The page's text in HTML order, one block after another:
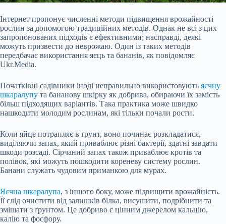
Інтернет пропонує численні методи підвищення врожайності
рослин за допомогою традиційних методів. Однак не всі з цих
запропонованих підходів є ефективними; насправді, деякі
можуть призвести до неврожаю. Один із таких методів
передбачає використання яєць та бананів, як повідомляє
Ukr.Media.
Початківці садівники іноді неправильно використовують яєчну
шкаралупу та бананову шкірку як добрива, обираючи їх замість
більш підходящих варіантів. Така практика може швидко
нашкодити молодим рослинам, які тільки почали рости.
Коли яйце потрапляє в ґрунт, воно починає розкладатися,
виділяючи запах, який приваблює різні бактерії, здатні завдати
шкоди розсаді. Сірчаний запах також приваблює кротів та
полівок, які можуть пошкодити кореневу систему рослин.
Банани служать чудовим приманкою для мурах.
Яєчна шкаралупа, з іншого боку, може підвищити врожайність.
Її слід очистити від залишків білка, висушити, подрібнити та
змішати з ґрунтом. Це добриво є цінним джерелом кальцію,
калію та фосфору.